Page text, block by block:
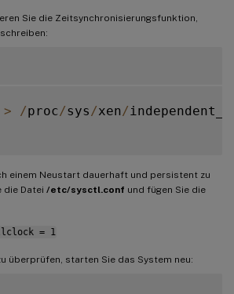
Sie die Zeitsynchronisierungsfunktion,
> /proc/sys /xen/
einem Neustart dauerhaft und persistent zu
die Datei /etc/sysctl.conf und fügen Sie die
= 1
überprüfen, starten Sie das System neu: